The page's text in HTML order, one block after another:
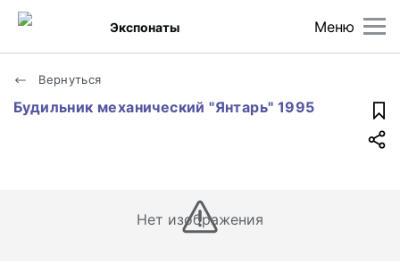
Меню
Экспонаты
Вернуться
Будильник механический "Янтарь" 1995
Нет изображения